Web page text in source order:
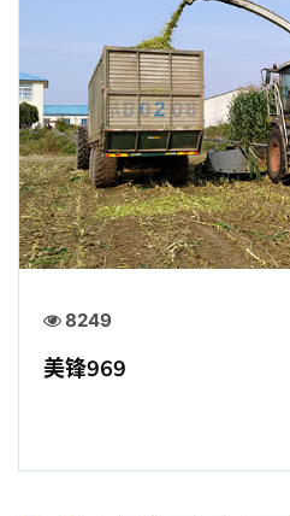
招贤纳士
官方商城
8249
美锋969